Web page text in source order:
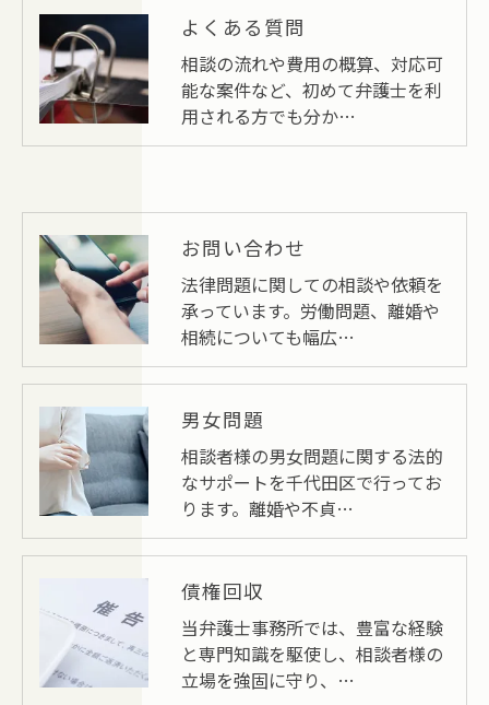
よくある質問
相談の流れや費用の概算、対応可
能な案件など、初めて弁護士を利
用される方でも分か…
お問い合わせ
法律問題に関しての相談や依頼を
承っています。労働問題、離婚や
相続についても幅広…
男女問題
相談者様の男女問題に関する法的
なサポートを千代田区で行ってお
ります。離婚や不貞…
債権回収
当弁護士事務所では、豊富な経験
と専門知識を駆使し、相談者様の
立場を強固に守り、…